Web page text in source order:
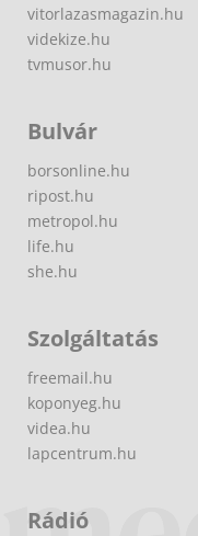
vitorlazasmagazin.hu
videkize.hu
tvmusor.hu
Bulvár
borsonline.hu
ripost.hu
metropol.hu
life.hu
she.hu
Szolgáltatás
freemail.hu
koponyeg.hu
videa.hu
lapcentrum.hu
Rádió